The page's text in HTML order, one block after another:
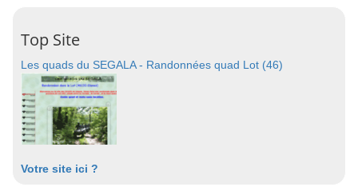
Top Site
Les quads du SEGALA - Randonnées quad Lot (46)
Votre site ici ?